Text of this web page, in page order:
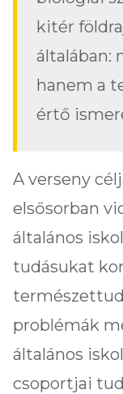
kitér
általában:
hanem a
értő
A verseny
elsősorban
általános
tudásukat
problémák
általános
csoportjai